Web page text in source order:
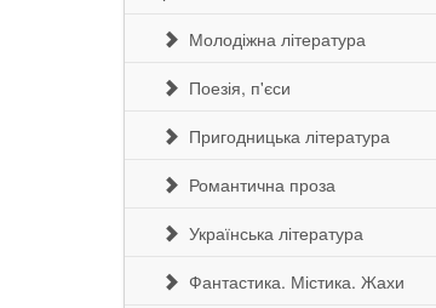
Молодіжна література
Поезія, п'єси
Пригодницька література
Романтична проза
Українська література
Фантастика. Містика. Жахи